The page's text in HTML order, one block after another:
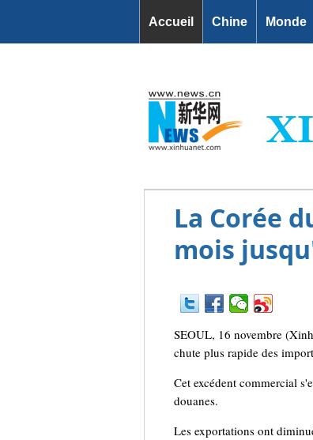
Accueil Chine Monde
La Corée
mois
SEOUL, 16 novembre
chute plus rapide des
Cet excédent commercial
douanes.
Les exportations ont